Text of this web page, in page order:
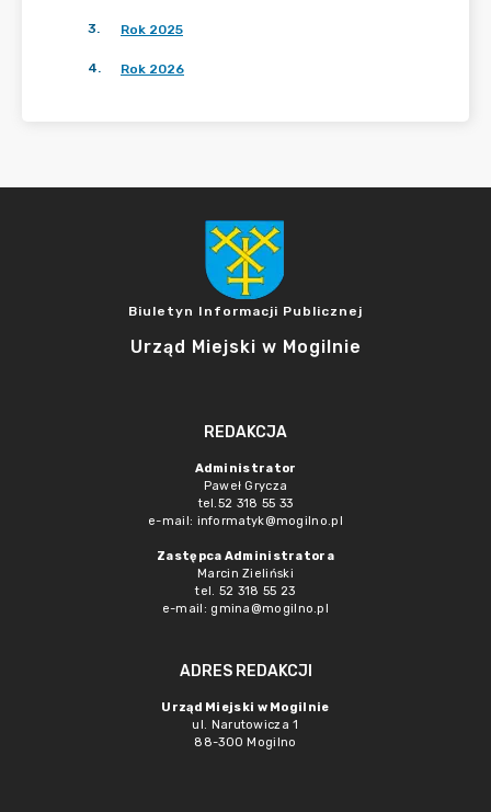
3. Rok 2025
4. Rok 2026
Biuletyn Informacji Publicznej
Urząd Miejski w Mogilnie
REDAKCJA
Administrator
Paweł Grycza
tel.52 318 55 33
e-mail: informatyk@mogilno.pl
Zastępca Administratora
Marcin Zieliński
tel. 52 318 55 23
e-mail: gmina@mogilno.pl
ADRES REDAKCJI
Urząd Miejski w Mogilnie
ul. Narutowicza 1
88-300 Mogilno